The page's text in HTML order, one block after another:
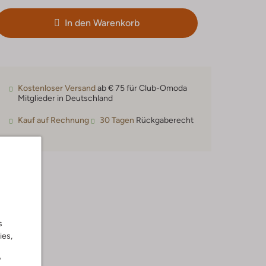
In den Warenkorb
Kostenloser Versandab € 75 für Club-Omoda
Mitglieder in Deutschland
Kauf auf Rechnung 30 Tagen Rückgaberecht